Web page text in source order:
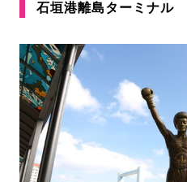
石垣港離島ターミナル